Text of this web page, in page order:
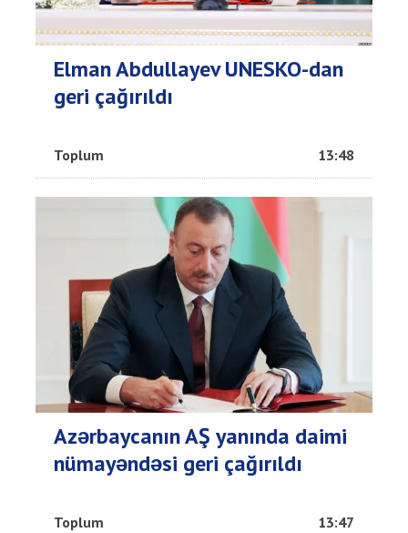
Elman Abdullayev UNESKO-dan
geri çağırıldı
Toplum 13:48
Azərbaycanın AŞ yanında daimi
nümayəndəsi geri çağırıldı
Toplum 13:47